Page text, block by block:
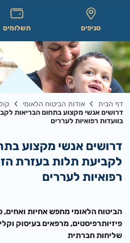
סניפים תשלומים
דף הבית אודות הביטוח הלאומי
קול
דרושים אנשי מקצוע בתחום הבריאות
בוועדות רפואיות לעררים
דרושים אנשי מקצוע
לקביעת תלות בעזרת
רפואיות לעררים
ביטוח הלאומי מחפש אחיות ואחים,
פיזיותרפיסטים, מרפאים בעיסוק
שליחות חברתית